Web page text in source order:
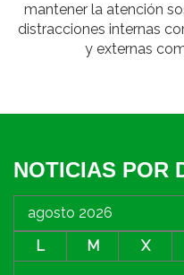
mantener la atención
distracciones internas
y externas
NOTICIAS POR
agosto 2026
L
M X